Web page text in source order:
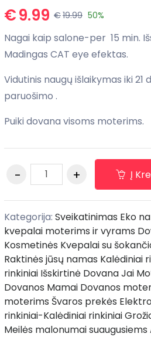
€9.99 €19.99 50%
Nagai kaip salone-per 15 min.
Madingas CAT eye efektas.
Vidutinis naugų išlaikymas iki
paruošimo .
Puiki dovana visoms moterims.
Į
Kategorija: Sveikatinimas Eko
kvepalai moterims ir vyrams
Kosmetinės Kvepalai su
Raktinės jūsų namas Kalėdiniai
rinkiniai Išskirtinė Dovana Jai
Dovanos Mamai Dovanos
moterims Švaros prekės
rinkiniai-Kalėdiniai rinkiniai
Meilės malonumai suaugusiems